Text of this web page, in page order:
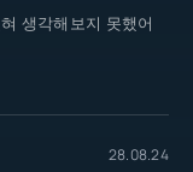
생각해보지 못했어
28.08.24